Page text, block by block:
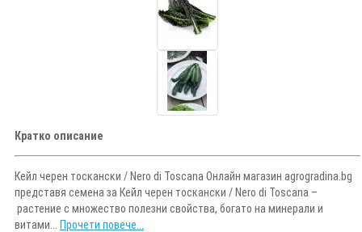
Кратко описание
Кейл черен тоскански / Nero di Toscana Онлайн магазин agrogradina.bg
представя семена за Кейл черен тоскански / Nero di Toscana –
растение с множество полезни свойства, богато на минерали и
витами... Прочети повече...